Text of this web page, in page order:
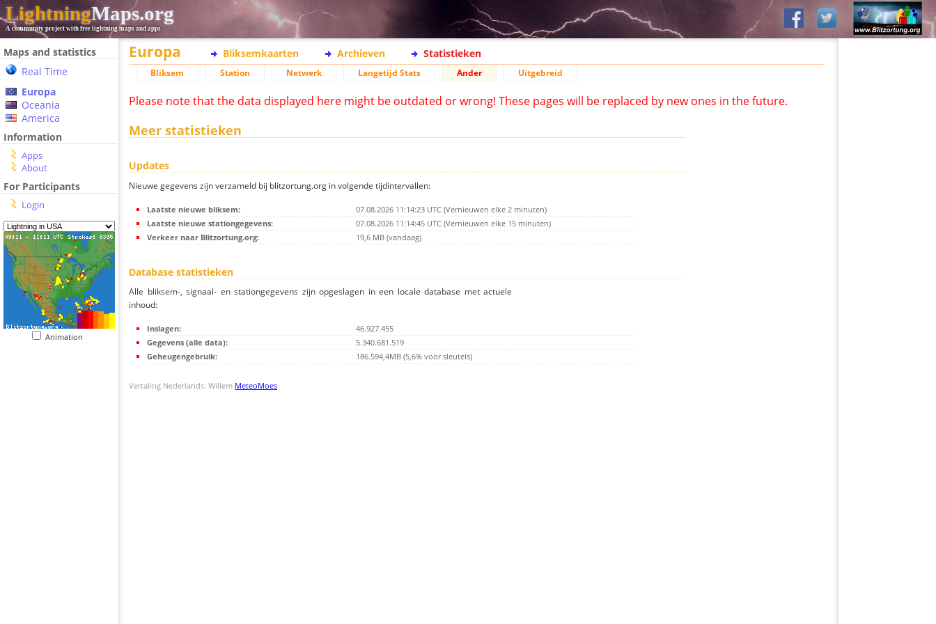
LightningMaps.org
A community project with free lightning maps and apps
Maps and statistics
Real Time
Europa
Oceania
America
Information
Apps
About
For Participants
Login
Animation
Europa Bliksemkaarten Archieven Statistieken
Bliksem Station Netwerk Langetijd Stats Ander Uitgebreid
Please note that the data displayed here might be outdated or wrong! These pages will be replaced by new ones in the future.
Meer statistieken
Updates
Nieuwe gegevens zijn verzameld bij blitzortung.org in volgende tijdintervallen:
Laatste nieuwe bliksem:
07.08.2026 11:14:23 UTC (Vernieuwen elke 2 minuten)
Laatste nieuwe stationgegevens:
07.08.2026 11:14:45 UTC (Vernieuwen elke 15 minuten)
Verkeer naar Blitzortung.org:
19,6 MB (vandaag)
Database statistieken
Alle bliksem-, signaal- en stationgegevens zijn opgeslagen in een locale database met actuele
inhoud:
Inslagen:
46.927.455
Gegevens (alle data):
5.340.681.519
Geheugengebruik:
186.594,4MB (5,6% voor sleutels)
Vertaling Nederlands: Willem MeteoMoes